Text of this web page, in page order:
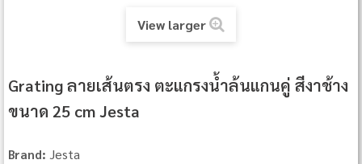
View larger
Grating ลายเส้นตรง ตะแกรงน้ำล้นแกนคู่ สีงาช้าง
ขนาด 25 cm Jesta
Brand: Jesta